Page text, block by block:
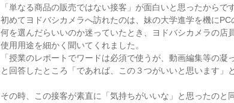
「単なる商品の販売ではない接客」が面白いと思ったからです
初めてヨドバシカメラへ訪れたのは、妹の大学進学を機に
何を選んだらいいのか迷っていたとき、ヨドバシカメラの店
使用用途を細かく聞いてくれました。
「授業のレポートでワードは必須で使うが、動画編集等の凝
と回答したところ「であれば、この３つがいいと思います」
その時、この接客が素直に「気持ちがいいな」と思ったのと